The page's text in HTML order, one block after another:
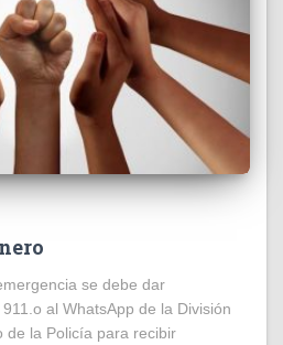
se debe dar
al WhatsApp de la División
de la Policía para recibir